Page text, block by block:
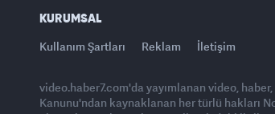
KURUMSAL
Kullanım Şartları Reklam İletişim
video.haber7.com'da yayımlanan video, haber,
Kanunu'ndan kaynaklanan her türlü hakları